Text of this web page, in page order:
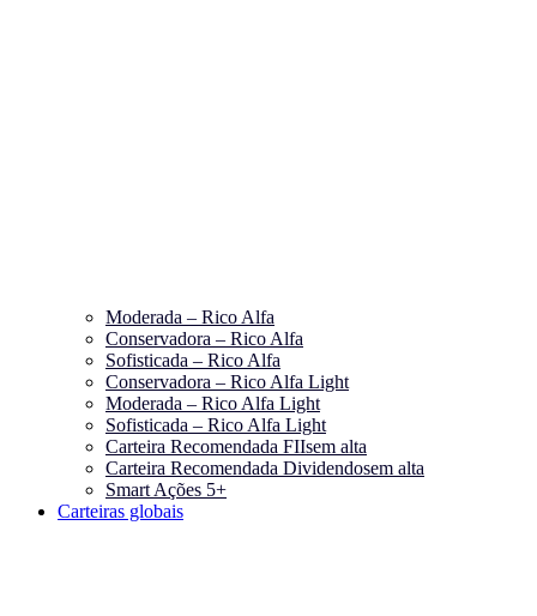
Moderada – Rico Alfa
Conservadora – Rico Alfa
Sofisticada – Rico Alfa
Conservadora – Rico Alfa Light
Moderada – Rico Alfa Light
Sofisticada – Rico Alfa Light
Carteira Recomendada FIIsem alta
Carteira Recomendada Dividendosem alta
Smart Ações 5+
Carteiras globais